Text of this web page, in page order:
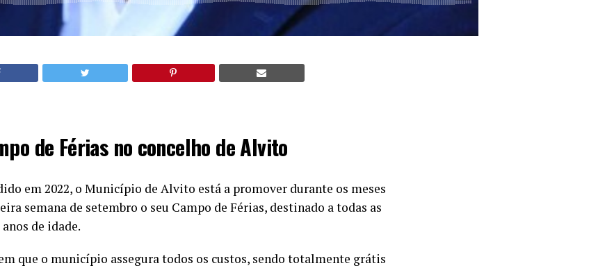
de Férias no concelho de Alvito
em 2022, o Município de Alvito está a promover durante os meses
semana de setembro o seu Campo de Férias, destinado a todas as
de idade.
que o município assegura todos os custos, sendo totalmente grátis